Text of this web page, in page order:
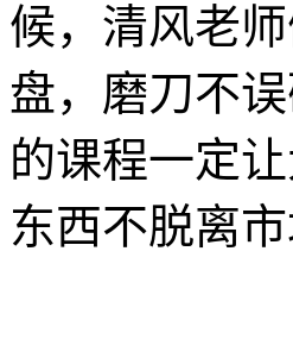
候，清风老
盘，磨刀不
的课程一定
东西不脱离